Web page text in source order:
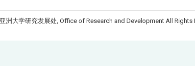
洲大学研究发展处, Office of Research and Development All Rights